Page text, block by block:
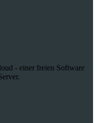
- einer freien Software